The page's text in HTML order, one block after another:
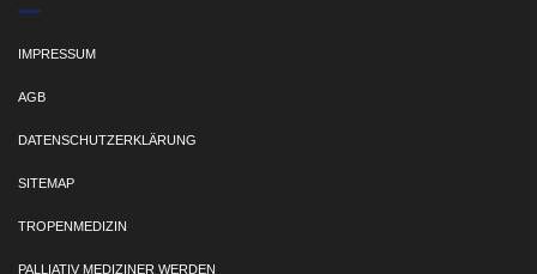
IMPRESSUM
AGB
DATENSCHUTZERKLÄRUNG
SITEMAP
TROPENMEDIZIN
PALLIATIV MEDIZINER WERDEN